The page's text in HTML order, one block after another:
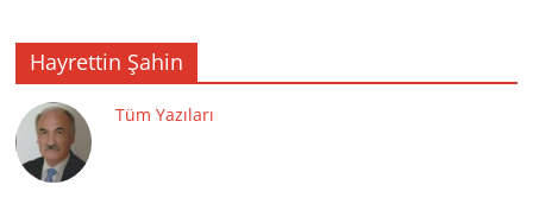
Hayrettin Şahin
Tüm Yazıları